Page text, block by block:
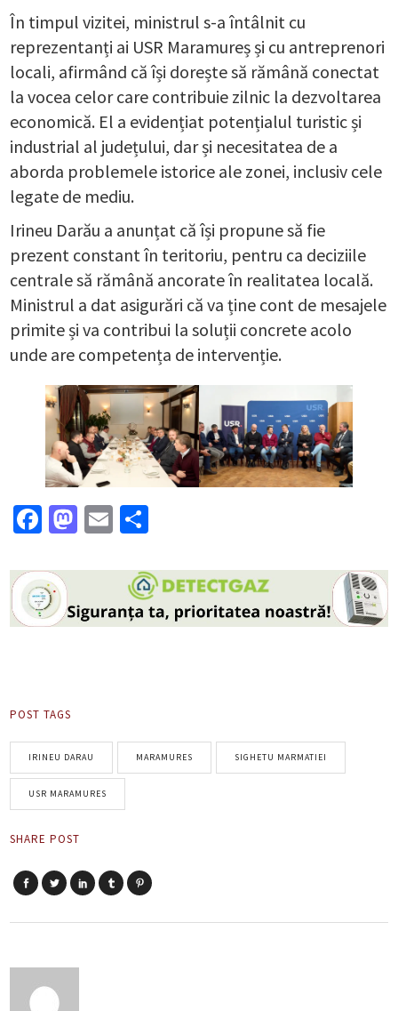
În timpul vizitei, ministrul s-a întâlnit cu
reprezentanți ai USR Maramureș și cu antreprenori
locali, afirmând că își dorește să rămână conectat
la vocea celor care contribuie zilnic la dezvoltarea
economică. El a evidențiat potențialul turistic și
industrial al județului, dar și necesitatea de a
aborda problemele istorice ale zonei, inclusiv cele
legate de mediu.
Irineu Darău a anunțat că își propune să fie
prezent constant în teritoriu, pentru ca deciziile
centrale să rămână ancorate în realitatea locală.
Ministrul a dat asigurări că va ține cont de mesajele
primite și va contribui la soluții concrete acolo
unde are competența de intervenție.
Facebook
Mastodon
Email
POST TAGS
IRINEU DARAU MARAMURES SIGHETU MARMATIEI
USR MARAMURES
SHARE POST